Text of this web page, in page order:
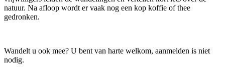
natuur. Na afloop wordt er vaak nog een kop koffie of thee
gedronken.
Wandelt u ook mee? U bent van harte welkom, aanmelden is niet
nodig.